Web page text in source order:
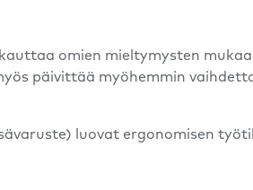
omien mieltymysten
päivittää myöhemmin
luovat ergonomisen